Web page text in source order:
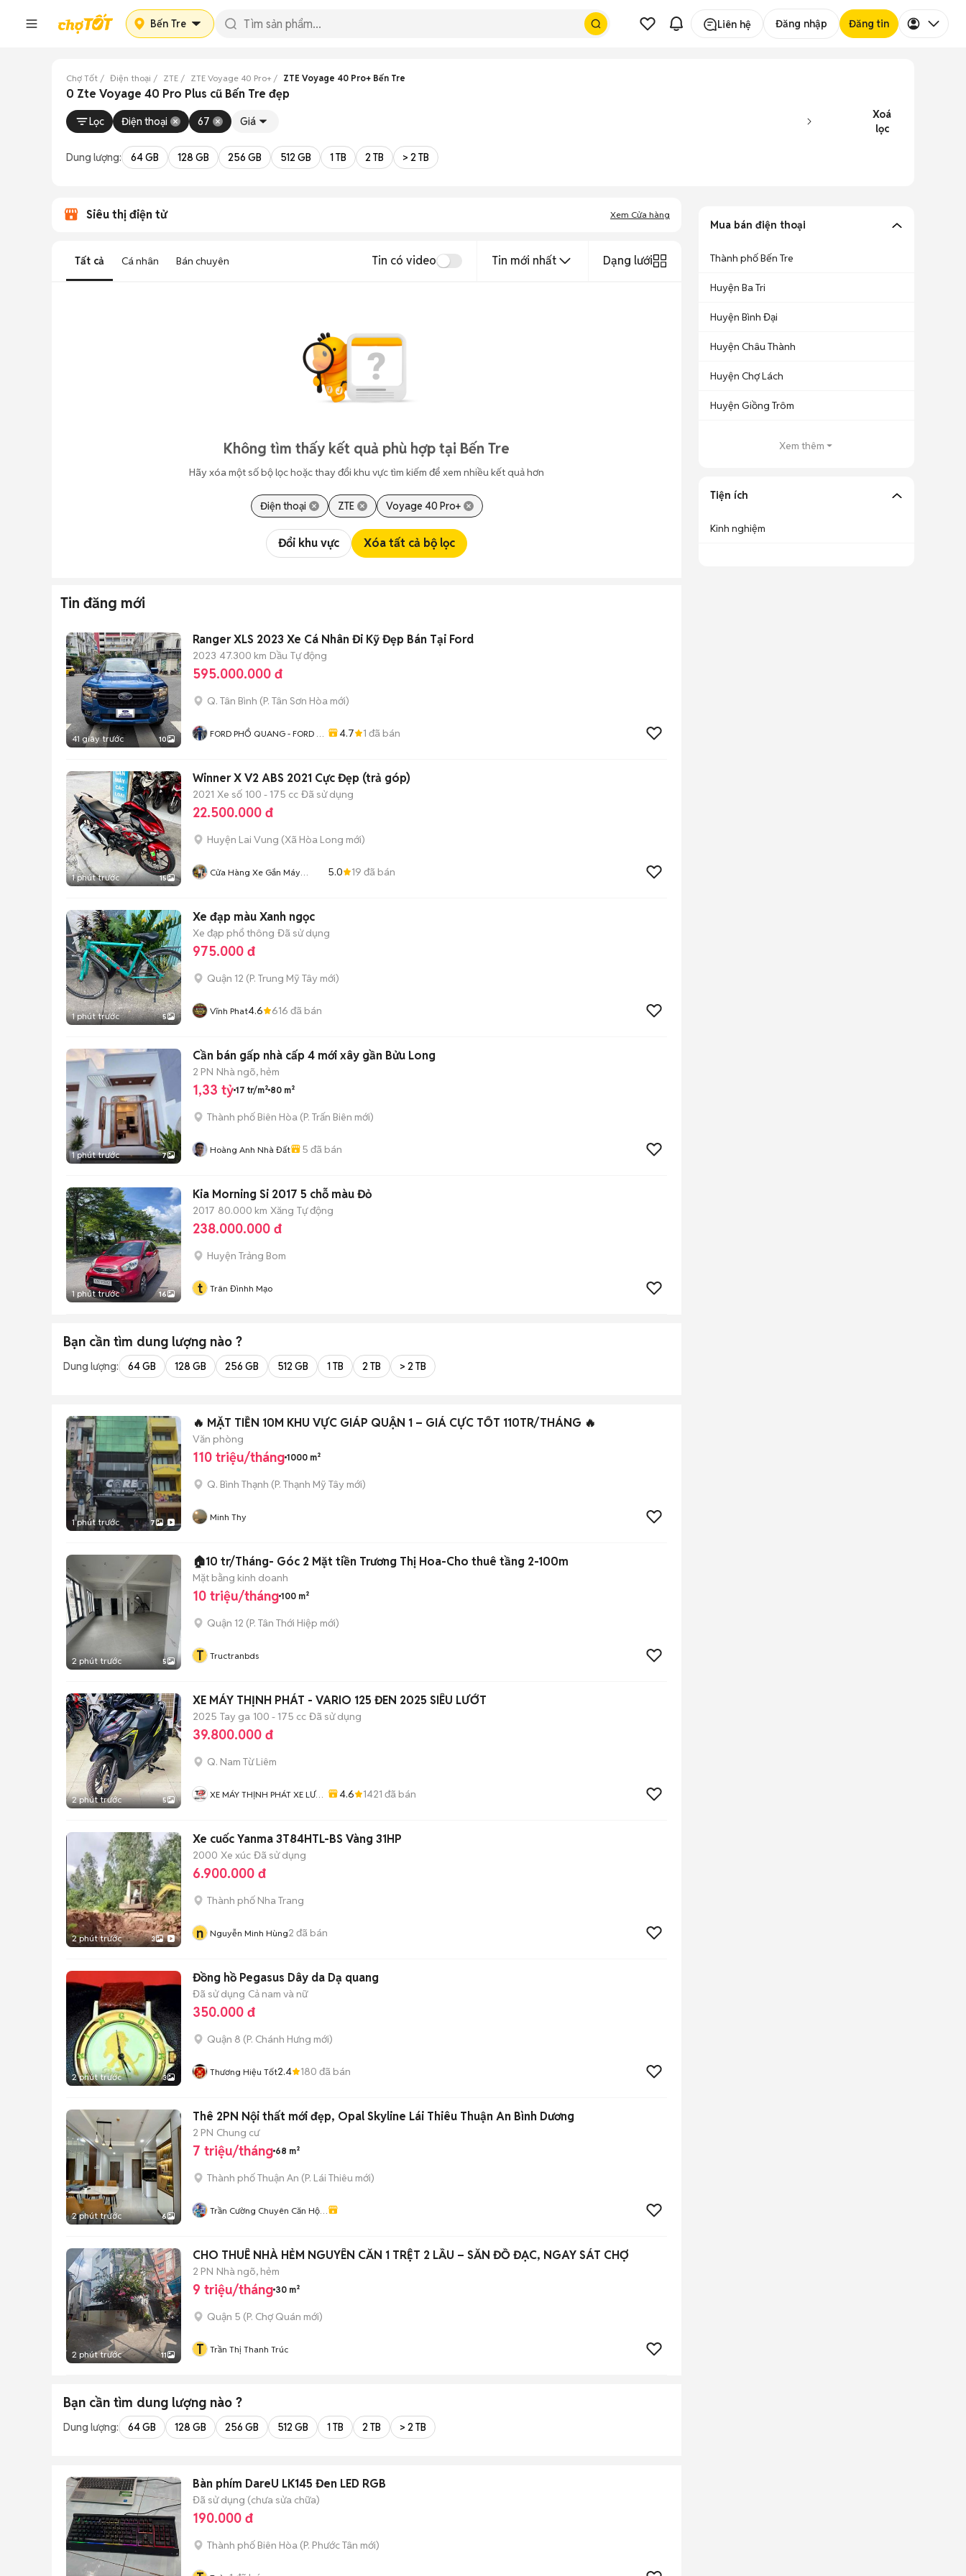
Bến Tre Liên hệ Đăng nhập Đăng tin
Chợ Tốt Điện thoại ZTE ZTE Voyage 40 Pro+ ZTE Voyage 40 Pro+ Bến Tre
0 Zte Voyage 40 Pro Plus cũ Bến Tre đẹp
Lọc Điện thoại 67 Giá
Xoá
lọc
Dung lượng: 64 GB 128 GB 256 GB 512 GB 1 TB 2 TB > 2 TB
Siêu thị điện tử Xem Cửa hàng
Tất cả Cá nhân Bán chuyên Tin có video Tin mới nhất Dạng lưới
Không tìm thấy kết quả phù hợp tại Bến Tre
Hãy xóa một số bộ lọc hoặc thay đổi khu vực tìm kiếm để xem nhiều kết quả hơn
Điện thoại ZTE Voyage 40 Pro+
Đổi khu vực Xóa tất cả bộ lọc
Tin đăng mới
41 giây trước 10
Ranger XLS 2023 Xe Cá Nhân Đi Kỹ Đẹp Bán Tại Ford
2023 47.300 km Dầu Tự động
595.000.000 đ
Q. Tân Bình (P. Tân Sơn Hòa mới)
FORD PHỔ QUANG - FORD CŨ
4.7 1 đã bán
1 phút trước 15
Winner X V2 ABS 2021 Cực Đẹp (trả góp)
2021 Xe số 100 - 175 cc Đã sử dụng
22.500.000 đ
Huyện Lai Vung (Xã Hòa Long mới)
Cửa Hàng Xe Gắn Máy
5.0 19 đã bán
1 phút trước 5
Xe đạp màu Xanh ngọc
Xe đạp phổ thông Đã sử dụng
975.000 đ
Quận 12 (P. Trung Mỹ Tây mới)
Vĩnh Phat4.6 616 đã bán
1 phút trước 7
Cần bán gấp nhà cấp 4 mới xây gần Bửu Long
2 PN Nhà ngõ, hẻm
1,33 tỷ 17 tr/m² 80 m²
Thành phố Biên Hòa (P. Trấn Biên mới)
Hoàng Anh Nhà Đất 5 đã bán
1 phút trước 16
Kia Morning Si 2017 5 chỗ màu Đỏ
2017 80.000 km Xăng Tự động
238.000.000 đ
Huyện Trảng Bom
t Trân Đìnhh Mạo
Bạn cần tìm dung lượng nào ?
Dung lượng: 64 GB 128 GB 256 GB 512 GB 1 TB 2 TB > 2 TB
1 phút trước 7
​🔥 MẶT TIỀN 10M KHU VỰC GIÁP QUẬN 1 – GIÁ CỰC TỐT 110TR/THÁNG 🔥
Văn phòng
110 triệu/tháng 1000 m²
Q. Bình Thạnh (P. Thạnh Mỹ Tây mới)
Minh Thy
2 phút trước 5
🏠10 tr/Tháng- Góc 2 Mặt tiền Trương Thị Hoa-Cho thuê tầng 2-100m
Mặt bằng kinh doanh
10 triệu/tháng 100 m²
Quận 12 (P. Tân Thới Hiệp mới)
T Tructranbds
2 phút trước 5
XE MÁY THỊNH PHÁT - VARIO 125 ĐEN 2025 SIÊU LƯỚT
2025 Tay ga 100 - 175 cc Đã sử dụng
39.800.000 đ
Q. Nam Từ Liêm
XE MÁY THỊNH PHÁT XE LƯỚT
4.6 1421 đã bán
2 phút trước 3
Xe cuốc Yanma 3T84HTL-BS Vàng 31HP
2000 Xe xúc Đã sử dụng
6.900.000 đ
Thành phố Nha Trang
n Nguyễn Minh Hùng2 đã bán
2 phút trước 3
Đồng hồ Pegasus Dây da Dạ quang
Đã sử dụng Cả nam và nữ
350.000 đ
Quận 8 (P. Chánh Hưng mới)
Thương Hiệu Tốt2.4 180 đã bán
2 phút trước 6
Thê 2PN Nội thất mới đẹp, Opal Skyline Lái Thiêu Thuận An Bình Dương
2 PN Chung cư
7 triệu/tháng 68 m²
Thành phố Thuận An (P. Lái Thiêu mới)
Trần Cường Chuyên Căn Hộ
2 phút trước 11
CHO THUÊ NHÀ HẺM NGUYÊN CĂN 1 TRỆT 2 LẦU – SẴN ĐỒ ĐẠC, NGAY SÁT CHỢ
2 PN Nhà ngõ, hẻm
9 triệu/tháng 30 m²
Quận 5 (P. Chợ Quán mới)
T Trần Thị Thanh Trúc
Bạn cần tìm dung lượng nào ?
Dung lượng: 64 GB 128 GB 256 GB 512 GB 1 TB 2 TB > 2 TB
Bàn phím DareU LK145 Đen LED RGB
Đã sử dụng (chưa sửa chữa)
190.000 đ
Thành phố Biên Hòa (P. Phước Tân mới)
Mua bán điện thoại
Thành phố Bến Tre
Huyện Ba Tri
Huyện Bình Đại
Huyện Châu Thành
Huyện Chợ Lách
Huyện Giồng Trôm
Xem thêm
Tiện ích
Kinh nghiệm